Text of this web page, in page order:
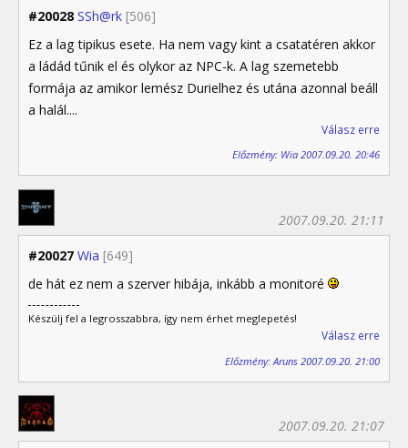
#20028 SSh@rk [506]
Ez a lag tipikus esete. Ha nem vagy kint a csatatéren akkor
a ládád tűnik el és olykor az NPC-k. A lag szemetebb
formája az amikor lemész Durielhez és utána azonnal beáll
a halál....
Válasz erre
Előzmény: Wia 2007.09.20. 20:46
#20027 Wia [649]
2007.09.20. 21:11
de hát ez nem a szerver hibája, inkább a monitoré
Készülj fel a legrosszabbra, így nem érhet meglepetés!
Válasz erre
Előzmény: Aruns 2007.09.20. 21:00
2007.09.20. 21:07